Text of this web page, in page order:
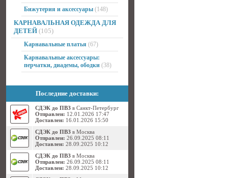
Бижутерия и аксессуары (148)
КАРНАВАЛЬНАЯ ОДЕЖДА ДЛЯ
ДЕТЕЙ (105)
Карнавальные платья (67)
Карнавальные аксессуары:
перчатки, диадемы, ободки (38)
Последние доставки:
СДЭК до ПВЗ в Санкт-Петербург
Отправлен: 12.01.2026 17:47
Доставлен: 16.01.2026 15:50
СДЭК до ПВЗ в Москва
Отправлен: 26.09.2025 08:11
Доставлен: 28.09.2025 10:12
СДЭК до ПВЗ в Москва
Отправлен: 26.09.2025 08:11
Доставлен: 28.09.2025 10:12